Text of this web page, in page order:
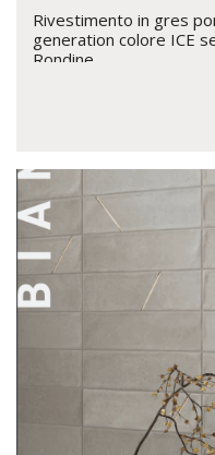
Rivestimento in gres
generation colore ICE
Rondine